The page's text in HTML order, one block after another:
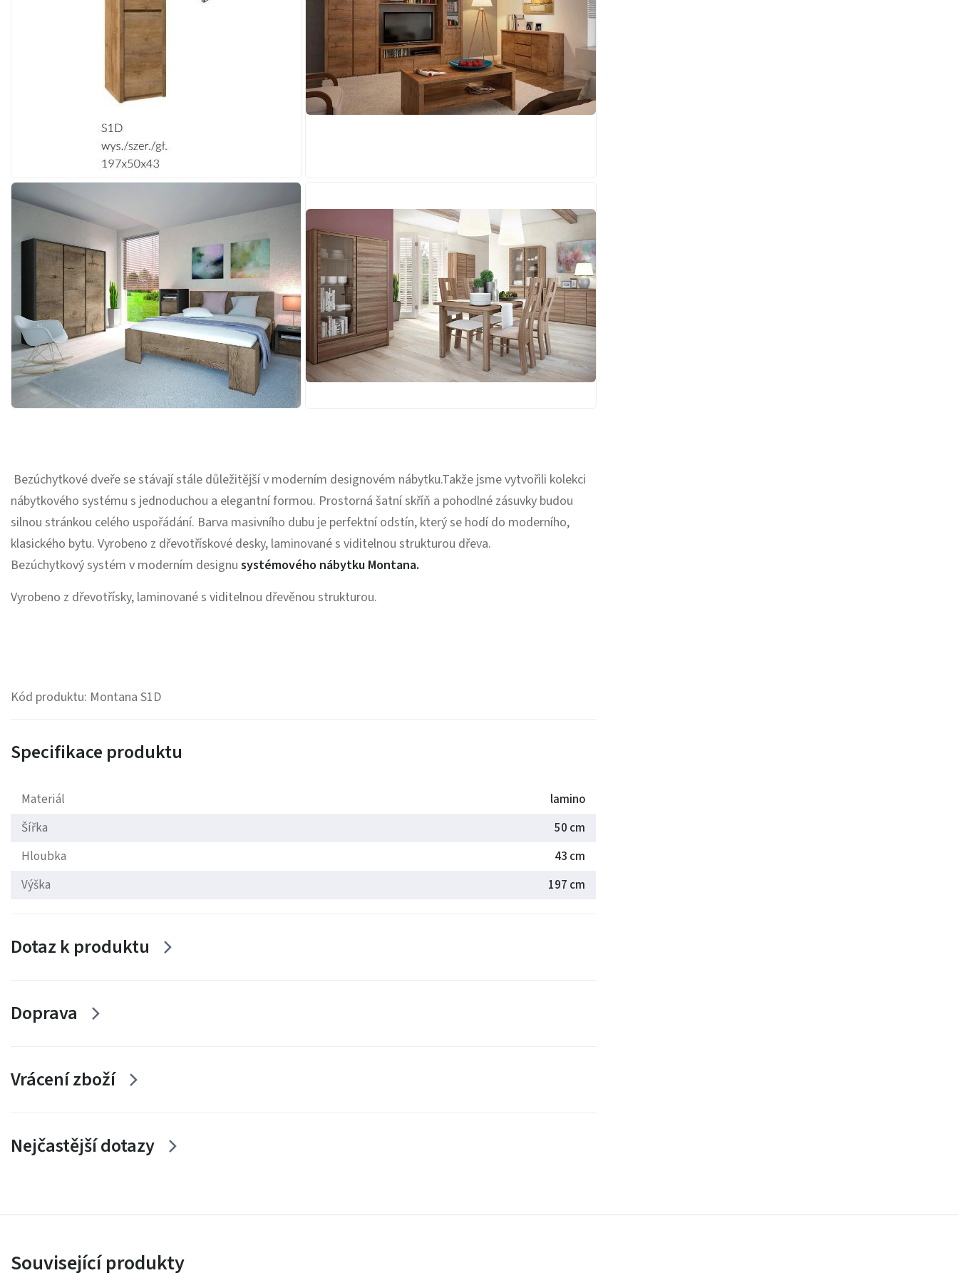
Bezúchytkové dveře se stávají stále důležitější v moderním designovém nábytku.Takže jsme vytvořili kolekci
nábytkového systému s jednoduchou a elegantní formou. Prostorná šatní skříň a pohodlné zásuvky budou
silnou stránkou celého uspořádání. Barva masivního dubu je perfektní odstín, který se hodí do moderního,
klasického bytu. Vyrobeno z dřevotřískové desky, laminované s viditelnou strukturou dřeva.
Bezúchytkový systém v moderním designu systémového nábytku Montana.
Vyrobeno z dřevotřísky, laminované s viditelnou dřevěnou strukturou.
Kód produktu: Montana S1D
Specifikace produktu
Materiál
lamino
Šířka
50 cm
Hloubka
43 cm
Výška
197 cm
Dotaz k produktu
Doprava
Vrácení zboží
Nejčastější dotazy
Související produkty